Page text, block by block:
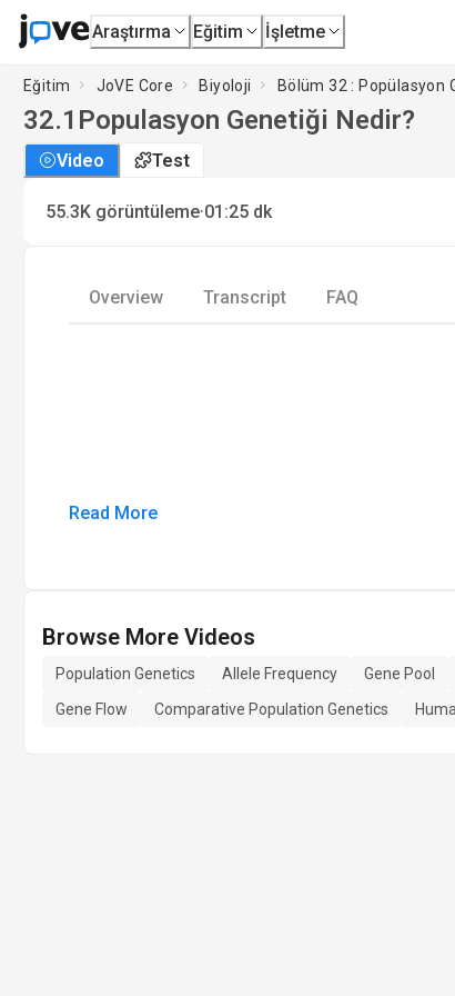
Araştırma Eğitim İşletme
Eğitim JoVE Core Biyoloji Bölüm 32 : Popülasyon
32.1 Populasyon Genetiği Nedir?
Video Test
55.3K görüntüleme·01:25 dk
Overview Transcript FAQ
Read More
Browse More Videos
Population Genetics Allele Frequency Gene Pool
Gene Flow
Comparative Population Genetics